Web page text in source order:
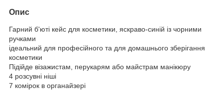
Опис
Гарний б'юті кейс для косметики, яскраво-синій із чорними
ручками
ідеальний для професійного та для домашнього зберігання
косметики
Підійде візажистам, перукарям або майстрам манікюру
4 розсувні ніші
7 комірок в органайзері